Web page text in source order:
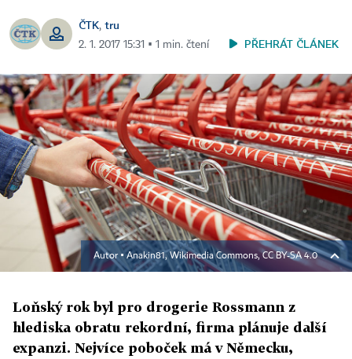
ČTK, tru
2. 1. 2017 15:31 ▪ 1 min. čtení PŘEHRÁT ČLÁNEK
Autor ▪ Anakin81, Wikimedia Commons, CC BY-SA 4.0
Loňský rok byl pro drogerie Rossmann z
hlediska obratu rekordní, firma plánuje další
expanzi. Nejvíce poboček má v Německu,